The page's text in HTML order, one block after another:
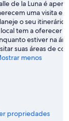
de la Luna é
uma visita em
o seu itinerário
tem a oferecer
estiver na
suas áreas de
menos
propriedades